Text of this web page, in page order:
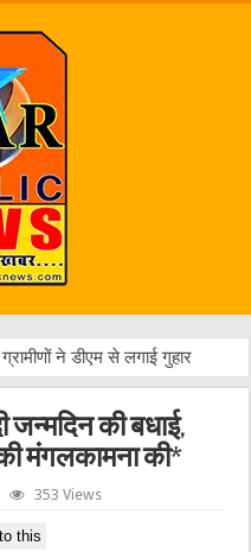
जन्मदिन की बधाई,
मंगलकामना की*
353 Views
this